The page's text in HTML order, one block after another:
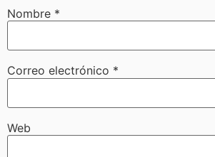
Nombre *
Correo electrónico *
Web